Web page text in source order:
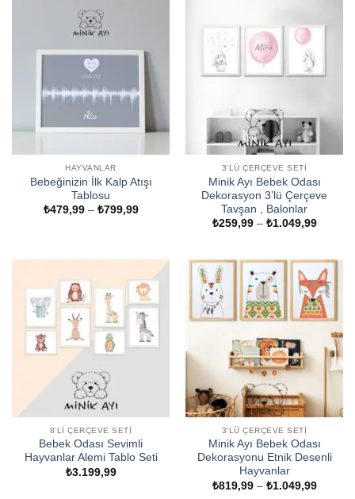
HAYVANLAR
Bebeğinizin İlk Kalp Atışı
Tablosu
₺479,99 – ₺799,99Fiyat
3'LÜ ÇERÇEVE SETI
Minik Ayı Bebek Odası
Dekorasyon 3’lü Çerçeve
Tavşan , Balonlar
₺259,99 – ₺1.049,99Fiyat
8'LI ÇERÇEVE SETI
Bebek Odası Sevimli
Hayvanlar Alemi Tablo Seti
₺3.199,99
3'LÜ ÇERÇEVE SETI
Minik Ayı Bebek Odası
Dekorasyonu Etnik Desenli
Hayvanlar
₺819,99 – ₺1.049,99Fiyat